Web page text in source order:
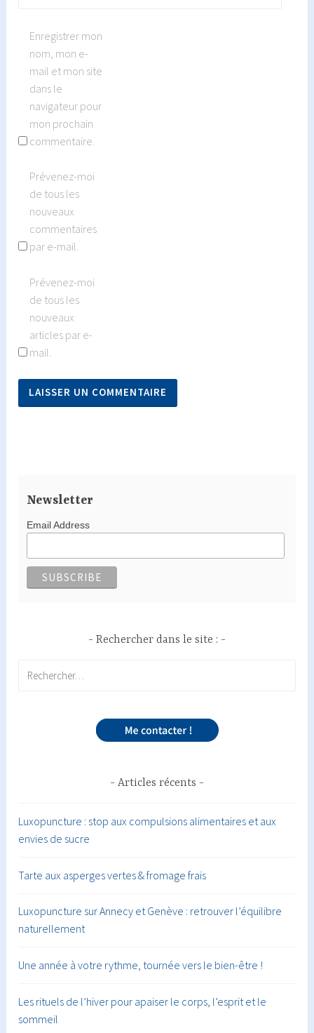
Enregistrer mon
nom, mon e-
mail et mon site
dans le
navigateur pour
mon prochain
commentaire.
Prévenez-moi
de tous les
nouveaux
commentaires
par e-mail.
Prévenez-moi
de tous les
nouveaux
articles par e-
mail.
Newsletter
Email Address
Rechercher dans le site :
Articles récents
Luxopuncture : stop aux compulsions alimentaires et aux
envies de sucre
Tarte aux asperges vertes & fromage frais
Luxopuncture sur Annecy et Genève : retrouver l’équilibre
naturellement
Une année à votre rythme, tournée vers le bien-être !
Les rituels de l’hiver pour apaiser le corps, l’esprit et le
sommeil